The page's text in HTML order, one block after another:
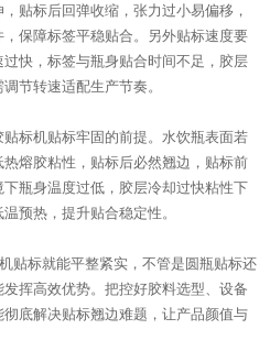
贴标后回弹收缩，张力过小易偏移，
保障标签平稳贴合。另外贴标速度要
快，标签与瓶身贴合时间不足，胶层
节转速适配生产节奏。
标机贴标牢固的前提。水饮瓶表面若
熔胶粘性，贴标后必然翘边，贴标前
瓶身温度过低，胶层冷却过快粘性下
预热，提升贴合稳定性。
贴标就能平整紧实，不管是圆瓶贴标还
挥高效优势。把控好胶料选型、设备
底解决贴标翘边难题，让产品颜值与